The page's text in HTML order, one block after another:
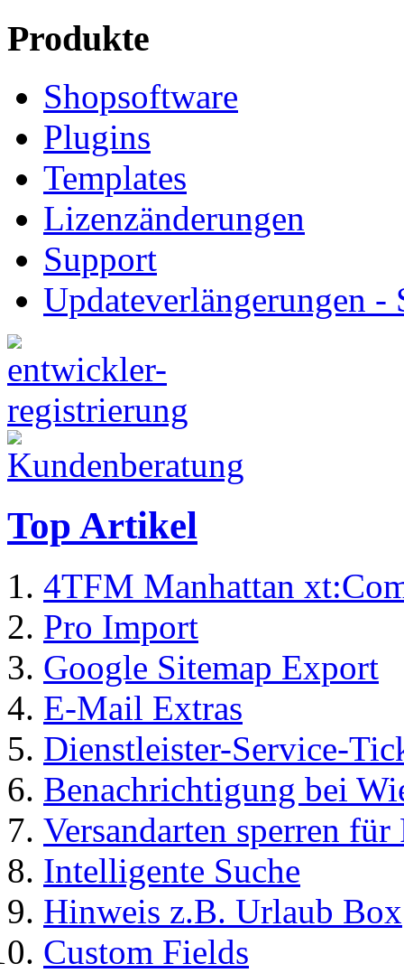
Produkte
Shopsoftware
Plugins
Templates
Lizenzänderungen
Support
Updateverlängerungen -
Top Artikel
4TFM Manhattan
Pro Import
Google Sitemap Export
E-Mail Extras
Dienstleister-Service-
Benachrichtigung bei
Versandarten sperren
Intelligente Suche
Hinweis z.B. Urlaub Box
Custom Fields